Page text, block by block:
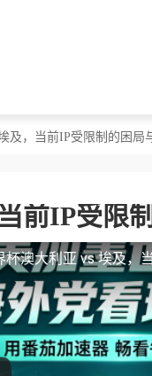
及，当前IP受限制的困局
前IP受限
杯澳大利亚 vs 埃及，